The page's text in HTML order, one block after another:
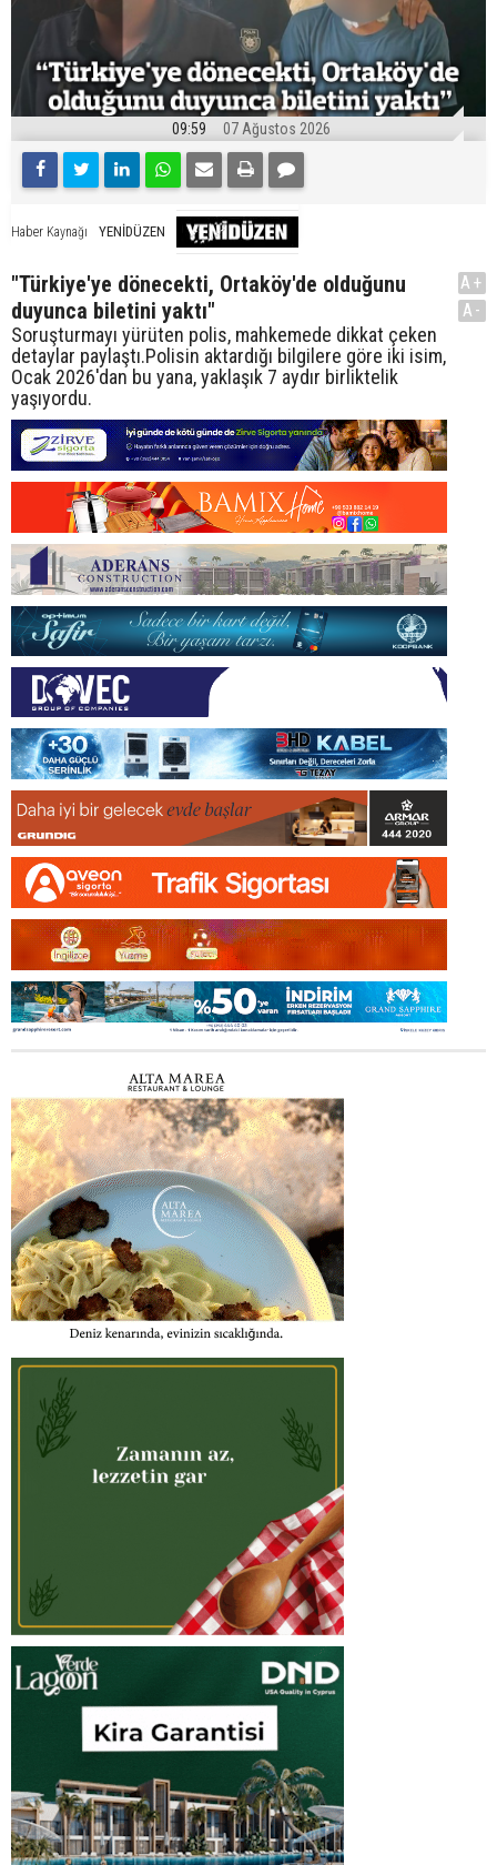
09:59 07 Ağustos 2026
Haber Kaynağı YENİDÜZEN
"Türkiye'ye dönecekti, Ortaköy'de olduğunu
duyunca biletini yaktı"
Soruşturmayı yürüten polis, mahkemede dikkat çeken
detaylar paylaştı.Polisin aktardığı bilgilere göre iki isim,
Ocak 2026'dan bu yana, yaklaşık 7 aydır birliktelik
yaşıyordu.
A+
A-